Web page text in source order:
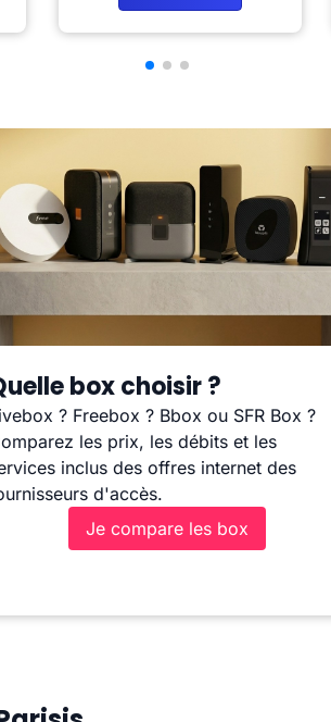
box choisir ?
? Freebox ? Bbox ou SFR Box ?
les prix, les débits et les
inclus des offres internet des
d'accès.
Je compare les box